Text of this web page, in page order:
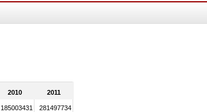
2010 2011
185003431 281497734